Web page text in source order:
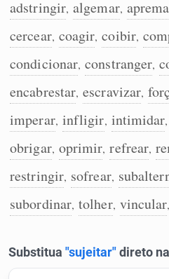
Resumir Texto
Corrigir Texto
Detector de IA
Cata-letras
Conexões
adstringir, algemar,
cercear, coagir, coibir,
condicionar, constranger,
encabrestar, escravizar,
imperar, infligir, intimidar,
obrigar, oprimir, refrear,
restringir, sofrear,
subordinar, tolher, vincular,